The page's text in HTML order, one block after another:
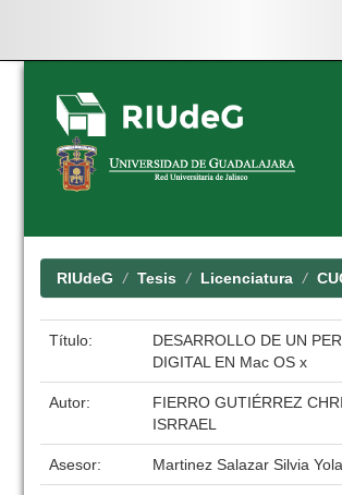
Skip
navigation
RIUdeG Tesis Licenciatura
Título:
DESARROLLO DE UN
DIGITAL EN Mac OS x
Autor:
FIERRO GUTIÉRREZ
ISRRAEL
Asesor: Martinez Salazar Silvia